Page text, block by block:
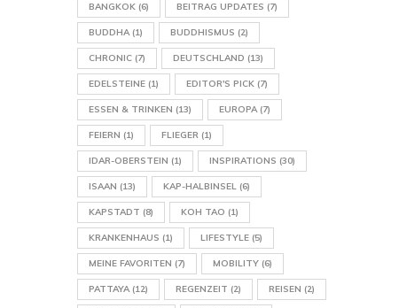
BANGKOK (6) BEITRAG UPDATES (7)
BUDDHA(1) BUDDHISMUS (2)
CHRONIC (7) DEUTSCHLAND (13)
EDELSTEINE (1) EDITOR'S PICK (7)
ESSEN & TRINKEN (13) EUROPA(7)
FEIERN (1) FLIEGER (1)
IDAR-OBERSTEIN (1) INSPIRATIONS (30)
ISAAN (13) KAP-HALBINSEL (6)
KAPSTADT (8) KOH TAO (1)
KRANKENHAUS (1) LIFESTYLE (5)
MEINE FAVORITEN (7) MOBILITY (6)
PATTAYA(12) REGENZEIT (2) REISEN (2)